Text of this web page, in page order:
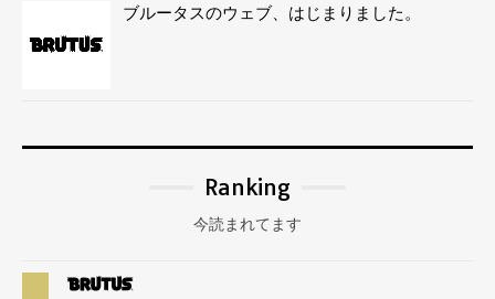
ブルータスのウェブ、はじまりました。
Ranking
今読まれてます